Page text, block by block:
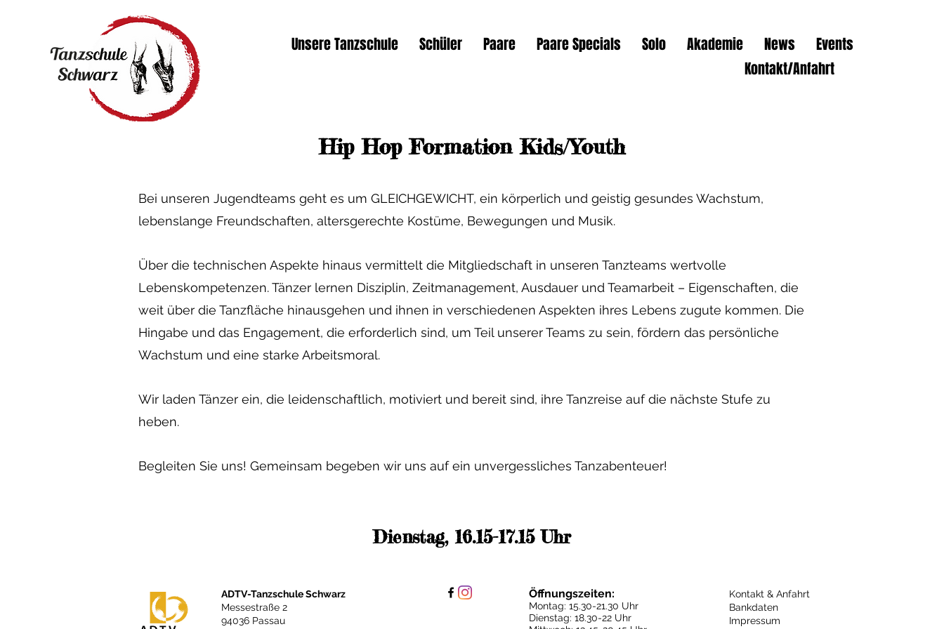
Unsere Tanzschule Schüler Paare Paare Specials Solo Akademie News
Events
Kontakt/Anfahrt
Hip Hop Formation Kids/Youth
Bei unseren Jugendteams geht es um GLEICHGEWICHT, ein körperlich und geistig gesundes Wachstum,
lebenslange Freundschaften, altersgerechte Kostüme, Bewegungen und Musik.
Über die technischen Aspekte hinaus vermittelt die Mitgliedschaft in unseren Tanzteams wertvolle
Lebenskompetenzen. Tänzer lernen Disziplin, Zeitmanagement, Ausdauer und Teamarbeit – Eigenschaften, die
weit über die Tanzfläche hinausgehen und ihnen in verschiedenen Aspekten ihres Lebens zugute kommen. Die
Hingabe und das Engagement, die erforderlich sind, um Teil unserer Teams zu sein, fördern das persönliche
Wachstum und eine starke Arbeitsmoral.
Wir laden Tänzer ein, die leidenschaftlich, motiviert und bereit sind, ihre Tanzreise auf die nächste Stufe zu
heben.
Begleiten Sie uns! Gemeinsam begeben wir uns auf ein unvergessliches Tanzabenteuer!
Dienstag, 16.15-17.15 Uhr
ADTV-Tanzschule Schwarz
Messestraße 2
94036 Passau
Öffnungszeiten:
Montag: 15.30-21.30 Uhr
Dienstag: 18.30-22 Uhr
Kontakt & Anfahrt
Bankdaten
Impressum